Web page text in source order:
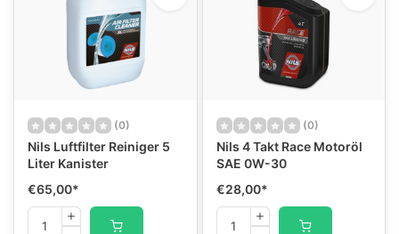
(0)
Nils Luftfilter Reiniger 5
Liter Kanister
€65,00*
(0)
Nils 4 Takt Race Motoröl
SAE 0W-30
€28,00*